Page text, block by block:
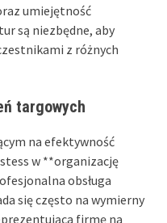
umiejętność
są niezbędne, aby
z różnych
targowych
na efektywność
w **organizację
obsługa
się często na wymierny
firmę na